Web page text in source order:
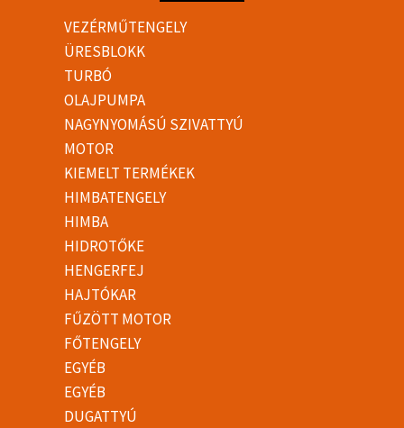
VEZÉRMŰTENGELY
ÜRESBLOKK
TURBÓ
OLAJPUMPA
NAGYNYOMÁSÚ SZIVATTYÚ
MOTOR
KIEMELT TERMÉKEK
HIMBATENGELY
HIMBA
HIDROTŐKE
HENGERFEJ
HAJTÓKAR
FŰZÖTT MOTOR
FŐTENGELY
EGYÉB
EGYÉB
DUGATTYÚ